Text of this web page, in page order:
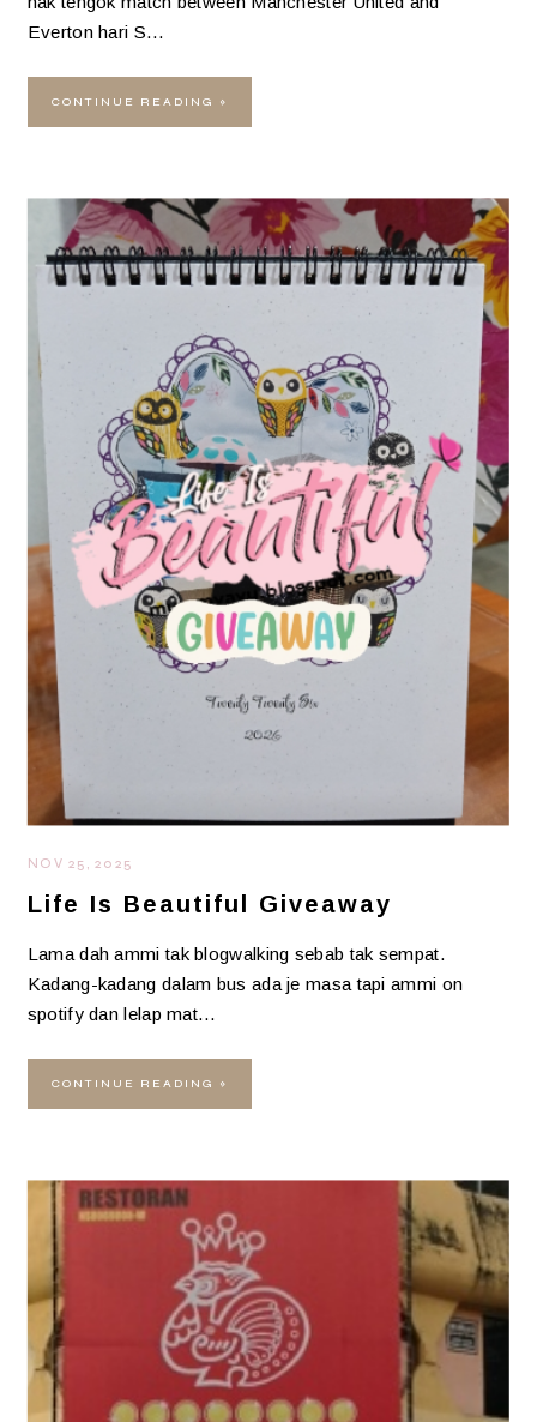
Everton hari S…
CONTINUE READING »
NOV 25, 2025
Life Is Beautiful Giveaway
Lama dah ammi tak blogwalking sebab tak sempat.
Kadang-kadang dalam bus ada je masa tapi ammi on
spotify dan lelap mat…
CONTINUE READING »